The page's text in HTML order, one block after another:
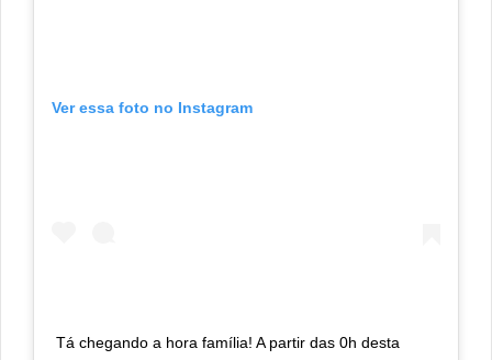
Ver essa foto no Instagram
Tá chegando a hora família! A partir das 0h desta